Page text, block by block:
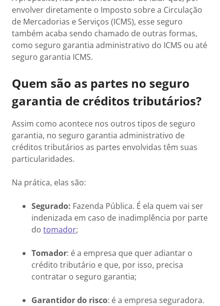
envolver diretamente o Imposto sobre a Circulação
de Mercadorias e Serviços (ICMS), esse seguro
também acaba sendo chamado de outras formas,
como seguro garantia administrativo do ICMS ou até
seguro garantia ICMS.
Quem são as partes no seguro
garantia de créditos tributários?
Assim como acontece nos outros tipos de seguro
garantia, no seguro garantia administrativo de
créditos tributários as partes envolvidas têm suas
particularidades.
Na prática, elas são:
Segurado: Fazenda Pública. É ela quem vai ser
indenizada em caso de inadimplência por parte
do tomador;
Tomador: é a empresa que quer adiantar o
crédito tributário e que, por isso, precisa
contratar o seguro garantia;
Garantidor do risco: é a empresa seguradora.